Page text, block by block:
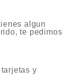
algun
te pedimos
y